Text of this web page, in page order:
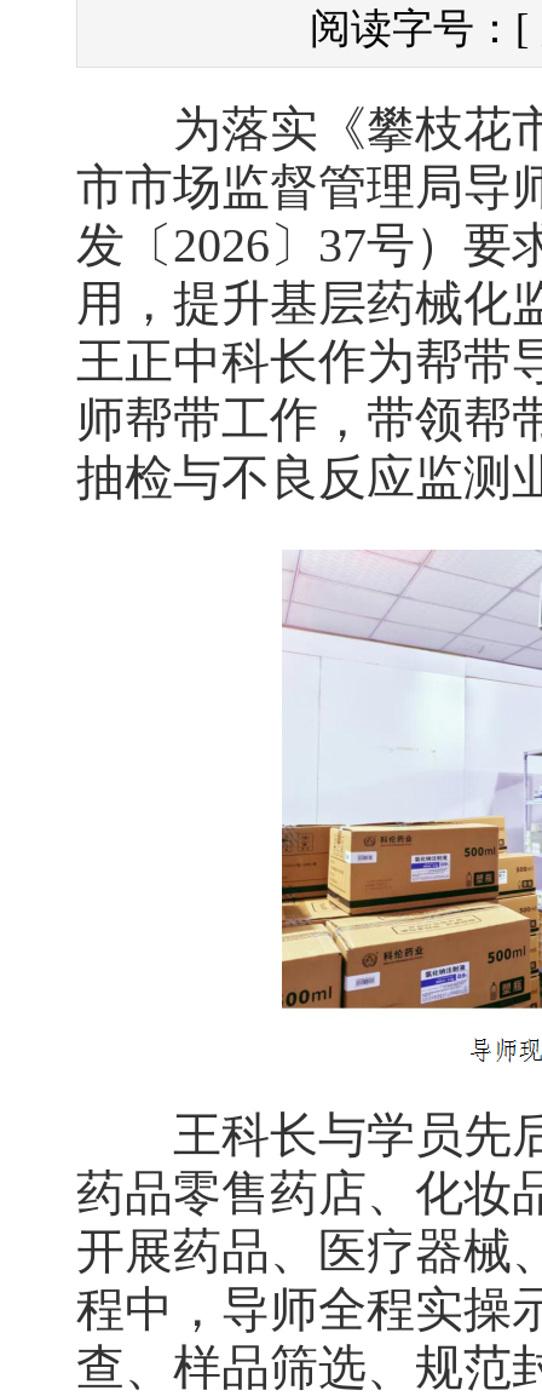
阅读字号：[
为落实《攀枝花市
市市场监督管理局导
发〔2026〕37号）
用，提升基层药械化
王正中科长作为帮带
师帮带工作，带领帮
抽检与不良反应监测
王科长与学员先后
药品零售药店、化妆
开展药品、医疗器械
程中，导师全程实操
查、样品筛选、规范